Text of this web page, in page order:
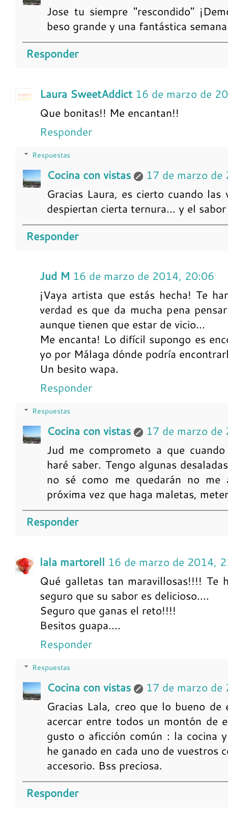
Jose tu siempre "rescondido"
beso grande y una fantástica
Responder
Laura SweetAddict 16 de marzo de
Que bonitas!! Me encantan!!
Responder
Respuestas
Cocina con vistas
17 de marzo
Gracias Laura, es cierto cuando
despiertan cierta ternura... y el
Responder
Jud M 16 de marzo de 2014, 20:06
¡Vaya artista que estás hecha! Te
verdad es que da mucha pena
aunque tienen que estar de vicio...
Me encanta! Lo difícil supongo es
yo por Málaga dónde podría
Un besito wapa.
Responder
Respuestas
Cocina con vistas
17 de marzo
Jud me comprometo a que
haré saber. Tengo algunas
no sé como me quedarán no me
próxima vez que haga maletas,
Responder
lala martorell 16 de marzo de 2014,
Qué galletas tan maravillosas!!!! Te
seguro que su sabor es delicioso....
Seguro que ganas el reto!!!!
Besitos guapa....
Responder
Respuestas
Cocina con vistas
17 de marzo
Gracias Lala, creo que lo bueno
acercar entre todos un montón de
gusto o aficción común : la cocina
he ganado en cada uno de vuestros
accesorio. Bss preciosa.
Responder